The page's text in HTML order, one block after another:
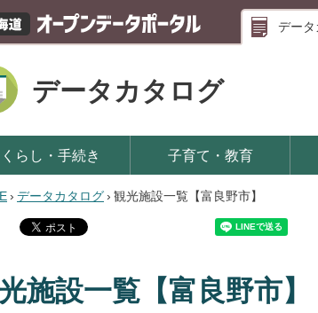
デー
データカタログ
くらし・手続き 子育て・教育
› データカタログ› 観光施設一覧【富良野市】
施設一覧【富良野市】